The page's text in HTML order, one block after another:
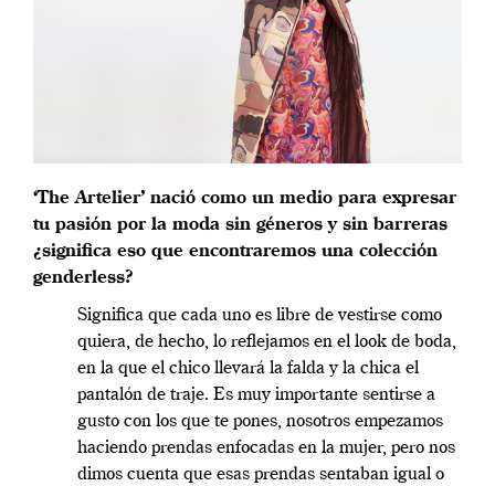
‘The Artelier’ nació como un medio para expresar
tu pasión por la moda sin géneros y sin barreras
¿significa eso que encontraremos una colección
genderless?
Significa que cada uno es libre de vestirse como
quiera, de hecho, lo reflejamos en el look de boda,
en la que el chico llevará la falda y la chica el
pantalón de traje. Es muy importante sentirse a
gusto con los que te pones, nosotros empezamos
haciendo prendas enfocadas en la mujer, pero nos
dimos cuenta que esas prendas sentaban igual o